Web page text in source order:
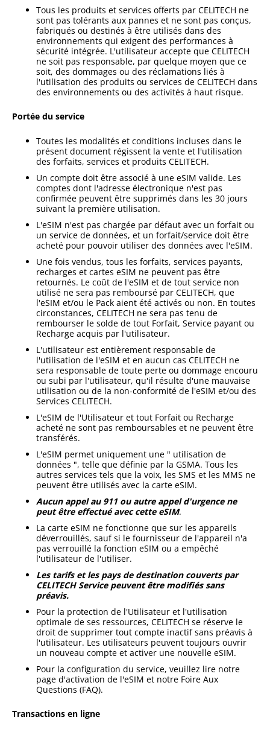
Tous les produits et services offerts par CELITECH ne
sont pas tolérants aux pannes et ne sont pas conçus,
fabriqués ou destinés à être utilisés dans des
environnements qui exigent des performances à
sécurité intégrée. L'utilisateur accepte que CELITECH
ne soit pas responsable, par quelque moyen que ce
soit, des dommages ou des réclamations liés à
l'utilisation des produits ou services de CELITECH dans
des environnements ou des activités à haut risque.
Portée du service
Toutes les modalités et conditions incluses dans le
présent document régissent la vente et l'utilisation
des forfaits, services et produits CELITECH.
Un compte doit être associé à une eSIM valide. Les
comptes dont l'adresse électronique n'est pas
confirmée peuvent être supprimés dans les 30 jours
suivant la première utilisation.
L'eSIM n'est pas chargée par défaut avec un forfait ou
un service de données, et un forfait/service doit être
acheté pour pouvoir utiliser des données avec l'eSIM.
Une fois vendus, tous les forfaits, services payants,
recharges et cartes eSIM ne peuvent pas être
retournés. Le coût de l'eSIM et de tout service non
utilisé ne sera pas remboursé par CELITECH, que
l'eSIM et/ou le Pack aient été activés ou non. En toutes
circonstances, CELITECH ne sera pas tenu de
rembourser le solde de tout Forfait, Service payant ou
Recharge acquis par l'utilisateur.
L'utilisateur est entièrement responsable de
l'utilisation de l'eSIM et en aucun cas CELITECH ne
sera responsable de toute perte ou dommage encouru
ou subi par l'utilisateur, qu'il résulte d'une mauvaise
utilisation ou de la non-conformité de l'eSIM et/ou des
Services CELITECH.
L'eSIM de l'Utilisateur et tout Forfait ou Recharge
acheté ne sont pas remboursables et ne peuvent être
transférés.
L'eSIM permet uniquement une " utilisation de
données ", telle que définie par la GSMA. Tous les
autres services tels que la voix, les SMS et les MMS ne
peuvent être utilisés avec la carte eSIM.
Aucun appel au 911 ou autre appel d'urgence ne
peut être effectué avec cette eSIM.
La carte eSIM ne fonctionne que sur les appareils
déverrouillés, sauf si le fournisseur de l'appareil n'a
pas verrouillé la fonction eSIM ou a empêché
l'utilisateur de l'utiliser.
Les tarifs et les pays de destination couverts par
CELITECH Service peuvent être modifiés sans
préavis.
Pour la protection de l'Utilisateur et l'utilisation
optimale de ses ressources, CELITECH se réserve le
droit de supprimer tout compte inactif sans préavis à
l'utilisateur. Les utilisateurs peuvent toujours ouvrir
un nouveau compte et activer une nouvelle eSIM.
Pour la configuration du service, veuillez lire notre
page d'activation de l'eSIM et notre Foire Aux
Questions (FAQ).
Transactions en ligne